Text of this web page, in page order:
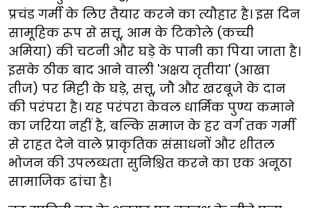
प्रचंड गर्मी के लिए तैयार करने का त्यौहार है। इस दिन
सामूहिक रूप से सत्तू, आम के टिकोले (कच्ची
अमिया) की चटनी और घड़े के पानी का पिया जाता है।
इसके ठीक बाद आने वाली 'अक्षय तृतीया' (आखा
तीज) पर मिट्टी के घड़े, सत्तू, जौ और खरबूजे के दान
की परंपरा है। यह परंपरा केवल धार्मिक पुण्य कमाने
का जरिया नहीं है, बल्कि समाज के हर वर्ग तक गर्मी
से राहत देने वाले प्राकृतिक संसाधनों और शीतल
भोजन की उपलब्धता सुनिश्चित करने का एक अनूठा
सामाजिक ढांचा है।